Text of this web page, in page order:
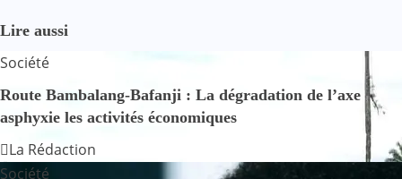
i
g
a
i
Lire aussi
Société
Route Bambalang-Bafanji : La dégradation de l’axe
asphyxie les activités économiques
La Rédaction
Société